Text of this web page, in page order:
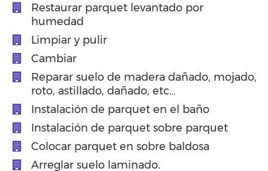
Restaurar parquet levantado por
humedad
Limpiar y pulir
Cambiar
Reparar suelo de madera dañado, mojado,
roto, astillado, dañado, etc…
Instalación de parquet en el baño
Instalación de parquet sobre parquet
Colocar parquet en sobre baldosa
Arreglar suelo laminado.